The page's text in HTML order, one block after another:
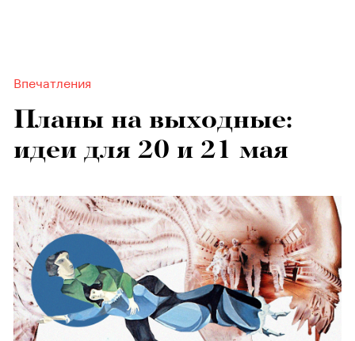
Впечатления
Планы на выходные:
идеи для 20 и 21 мая